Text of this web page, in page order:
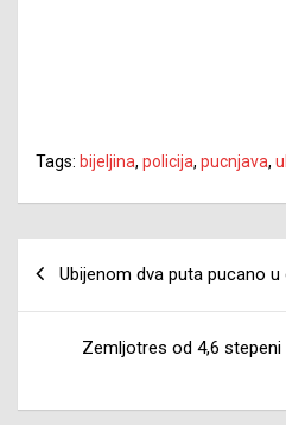
Tags: bijeljina, policija, pucnjava,
članaka
Ubijenom dva puta pucano u
Zemljotres od 4,6